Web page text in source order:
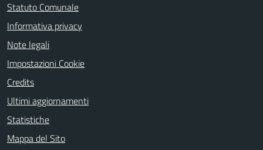
Statuto Comunale
Informativa privacy
Note legali
Impostazioni Cookie
Credits
Ultimi aggiornamenti
Statistiche
Mappa del Sito